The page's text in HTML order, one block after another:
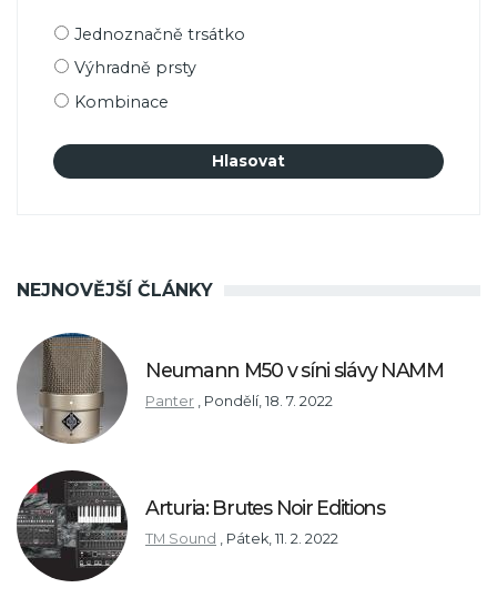
Možnosti
Jednoznačně trsátko
Výhradně prsty
Kombinace
NEJNOVĚJŠÍ ČLÁNKY
Neumann M50 v síni slávy NAMM
Panter Pondělí, 18. 7. 2022
Arturia: Brutes Noir Editions
TM Sound Pátek, 11. 2. 2022